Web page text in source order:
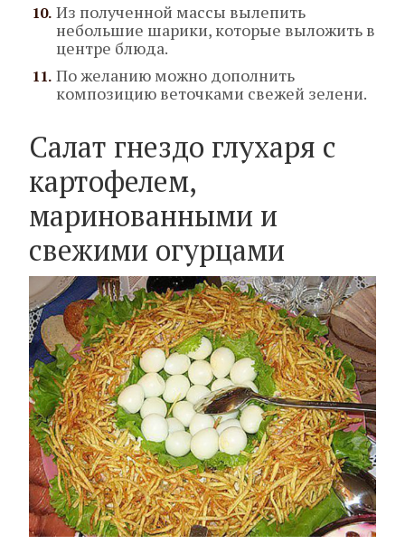
Из полученной массы вылепить
небольшие шарики, которые выложить в
центре блюда.
По желанию можно дополнить
композицию веточками свежей зелени.
Салат гнездо глухаря с
картофелем,
маринованными и
свежими огурцами